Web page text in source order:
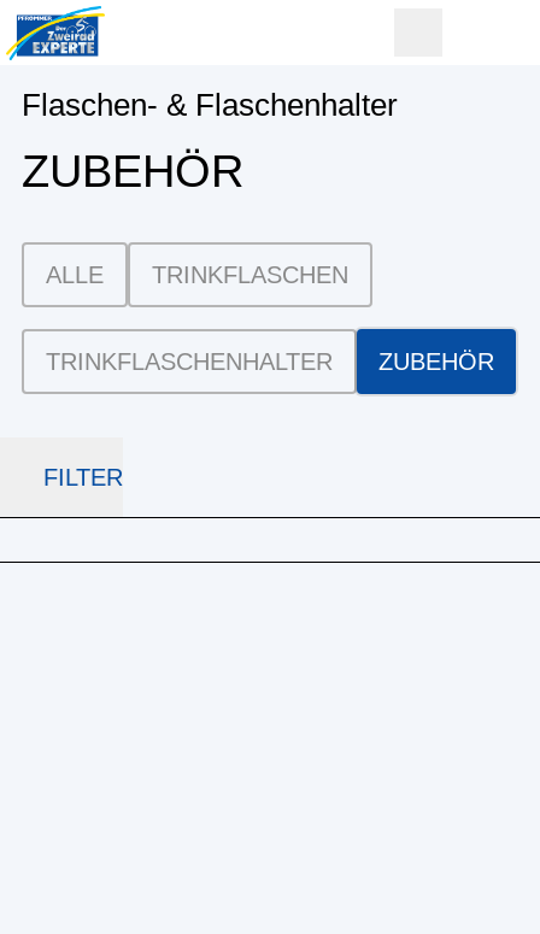
Flaschen- & Flaschenhalter
ZUBEHÖR
ALLE TRINKFLASCHEN
TRINKFLASCHENHALTER ZUBEHÖR
FILTER